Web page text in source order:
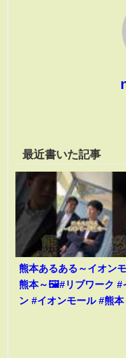
最近書いた記事
熊本あるある～イオン
熊本～🖼️#リブワーク #
ン #イオンモール #熊本